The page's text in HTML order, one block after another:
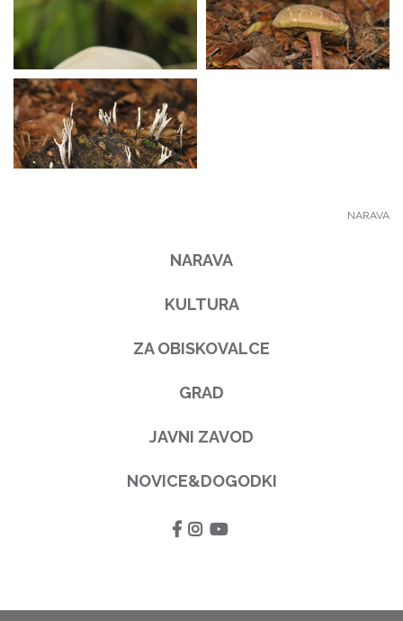
NARAVA
NARAVA
KULTURA
ZA OBISKOVALCE
GRAD
JAVNI ZAVOD
NOVICE&DOGODKI